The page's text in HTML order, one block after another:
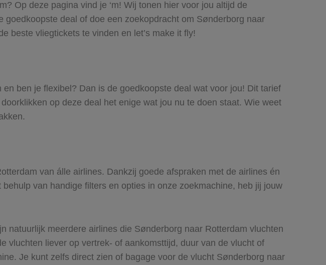
Op deze pagina vind je ‘m! Wij tonen hier voor jou altijd de
deal of doe een zoekopdracht om Sønderborg naar
beste vliegtickets te vinden en let’s make it fly!
ben je flexibel? Dan is de goedkoopste deal wat voor jou! Dit tarief
op deze deal het enige wat jou nu te doen staat. Wie weet
van álle airlines. Dankzij goede afspraken met de airlines én
van handige filters en opties in onze zoekmachine, heb jij jouw
natuurlijk meerdere airlines die Sønderborg naar Rotterdam vluchten
vluchten liever op vertrek- of aankomsttijd, duur van de vlucht of
Je kunt zelfs direct zien of bagage voor de vlucht Sønderborg naar